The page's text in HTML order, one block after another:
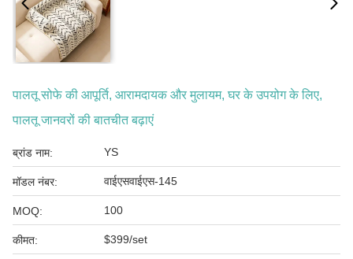
पालतू सोफे की आपूर्ति, आरामदायक और मुलायम, घर के उपयोग के लिए,
पालतू जानवरों की बातचीत बढ़ाएं
ब्रांड नाम: YS
मॉडल नंबर: वाईएसवाईएस-145
MOQ: 100
कीमत: $399/set